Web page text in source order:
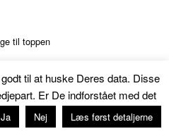
til at huske Deres data. Disse
Er De indforstået med det
Ja Nej Læs først detaljerne
til toppen